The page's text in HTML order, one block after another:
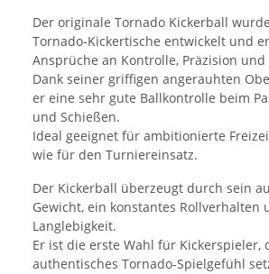
Der originale Tornado Kickerball
Tornado-Kickertische entwickelt und
Ansprüche an Kontrolle, Präzision
Dank seiner griffigen angerauhten
er eine sehr gute Ballkontrolle beim
und Schießen.
Ideal geeignet für ambitionierte
wie für den Turniereinsatz.
Der Kickerball überzeugt durch sein
Gewicht, ein konstantes Rollverhalten
Langlebigkeit.
Er ist die erste Wahl für Kickerspieler,
authentisches Tornado-Spielgefühl